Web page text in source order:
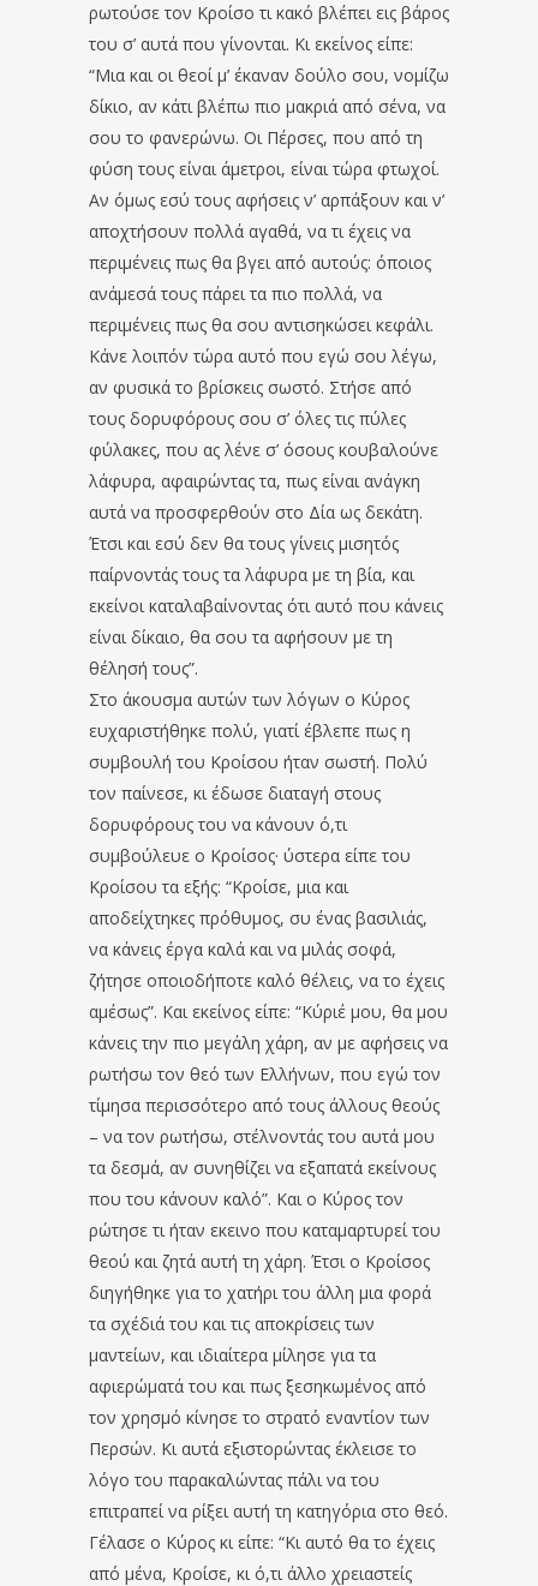
ρωτούσε τον Κροίσο τι κακό βλέπει εις βάρος
του σ’ αυτά που γίνονται. Κι εκείνος είπε:
“Μια και οι θεοί μ’ έκαναν δούλο σου, νομίζω
δίκιο, αν κάτι βλέπω πιο μακριά από σένα, να
σου το φανερώνω. Οι Πέρσες, που από τη
φύση τους είναι άμετροι, είναι τώρα φτωχοί.
Αν όμως εσύ τους αφήσεις ν’ αρπάξουν και ν’
αποχτήσουν πολλά αγαθά, να τι έχεις να
περιμένεις πως θα βγει από αυτούς: όποιος
ανάμεσά τους πάρει τα πιο πολλά, να
περιμένεις πως θα σου αντισηκώσει κεφάλι.
Κάνε λοιπόν τώρα αυτό που εγώ σου λέγω,
αν φυσικά το βρίσκεις σωστό. Στήσε από
τους δορυφόρους σου σ’ όλες τις πύλες
φύλακες, που ας λένε σ’ όσους κουβαλούνε
λάφυρα, αφαιρώντας τα, πως είναι ανάγκη
αυτά να προσφερθούν στο Δία ως δεκάτη.
Έτσι και εσύ δεν θα τους γίνεις μισητός
παίρνοντάς τους τα λάφυρα με τη βία, και
εκείνοι καταλαβαίνοντας ότι αυτό που κάνεις
είναι δίκαιο, θα σου τα αφήσουν με τη
θέλησή τους”.
Στο άκουσμα αυτών των λόγων ο Κύρος
ευχαριστήθηκε πολύ, γιατί έβλεπε πως η
συμβουλή του Κροίσου ήταν σωστή. Πολύ
τον παίνεσε, κι έδωσε διαταγή στους
δορυφόρους του να κάνουν ό,τι
συμβούλευε ο Κροίσος· ύστερα είπε του
Κροίσου τα εξής: “Κροίσε, μια και
αποδείχτηκες πρόθυμος, συ ένας βασιλιάς,
να κάνεις έργα καλά και να μιλάς σοφά,
ζήτησε οποιοδήποτε καλό θέλεις, να το έχεις
αμέσως”. Και εκείνος είπε: “Κύριέ μου, θα μου
κάνεις την πιο μεγάλη χάρη, αν με αφήσεις να
ρωτήσω τον θεό των Ελλήνων, που εγώ τον
τίμησα περισσότερο από τους άλλους θεούς
– να τον ρωτήσω, στέλνοντάς του αυτά μου
τα δεσμά, αν συνηθίζει να εξαπατά εκείνους
που του κάνουν καλό”. Και ο Κύρος τον
ρώτησε τι ήταν εκεινο που καταμαρτυρεί του
θεού και ζητά αυτή τη χάρη. Έτσι ο Κροίσος
διηγήθηκε για το χατήρι του άλλη μια φορά
τα σχέδιά του και τις αποκρίσεις των
μαντείων, και ιδιαίτερα μίλησε για τα
αφιερώματά του και πως ξεσηκωμένος από
τον χρησμό κίνησε το στρατό εναντίον των
Περσών. Κι αυτά εξιστορώντας έκλεισε το
λόγο του παρακαλώντας πάλι να του
επιτραπεί να ρίξει αυτή τη κατηγόρια στο θεό.
Γέλασε ο Κύρος κι είπε: “Κι αυτό θα το έχεις
από μένα, Κροίσε, κι ό,τι άλλο χρειαστείς